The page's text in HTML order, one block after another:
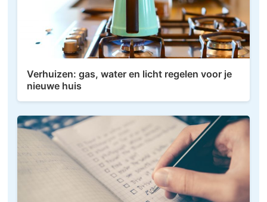
Verhuizen: gas, water en licht regelen voor je
nieuwe huis